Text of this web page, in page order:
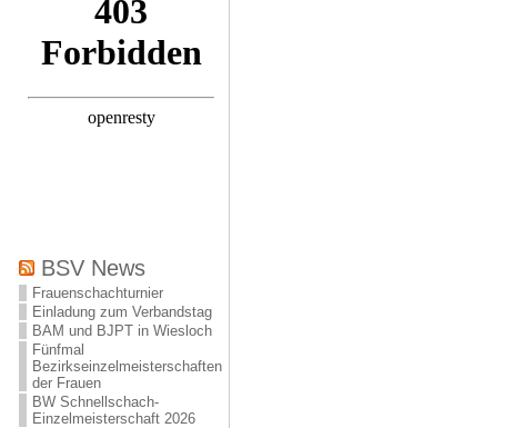
BSV News
Frauenschachturnier
Einladung zum Verbandstag
BAM und BJPT in Wiesloch
Fünfmal
Bezirkseinzelmeisterschaften
der Frauen
BW Schnellschach-
Einzelmeisterschaft 2026